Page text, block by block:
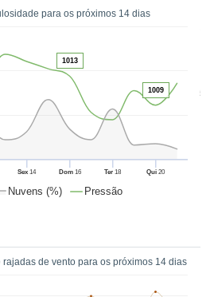
para os próximos 14 dias
Nuvens (%) Pressão
50
Sex 14 Dom16 Ter 18 Qui 20
1013
1009
de vento para os próximos 14 dias